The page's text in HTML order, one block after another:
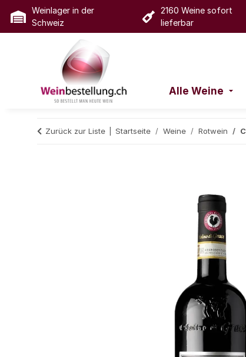
Weinlager in der
Schweiz
2160 Weine sofort
lieferbar
Alle Weine
Zurück zur Liste Startseite Weine Rotwein